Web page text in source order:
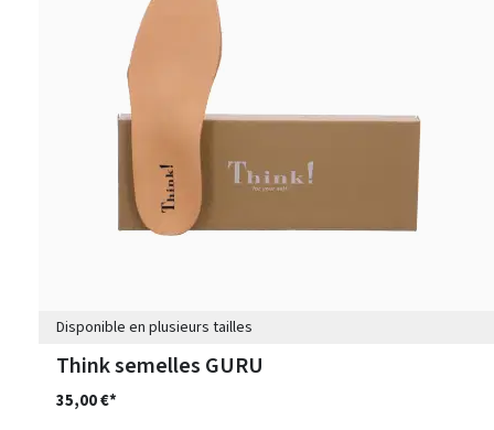
Disponible en plusieurs tailles
Think semelles GURU
35,00 €*